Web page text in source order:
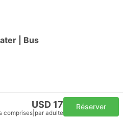
| Bus
USD 17
comprises par adulte
Réserver